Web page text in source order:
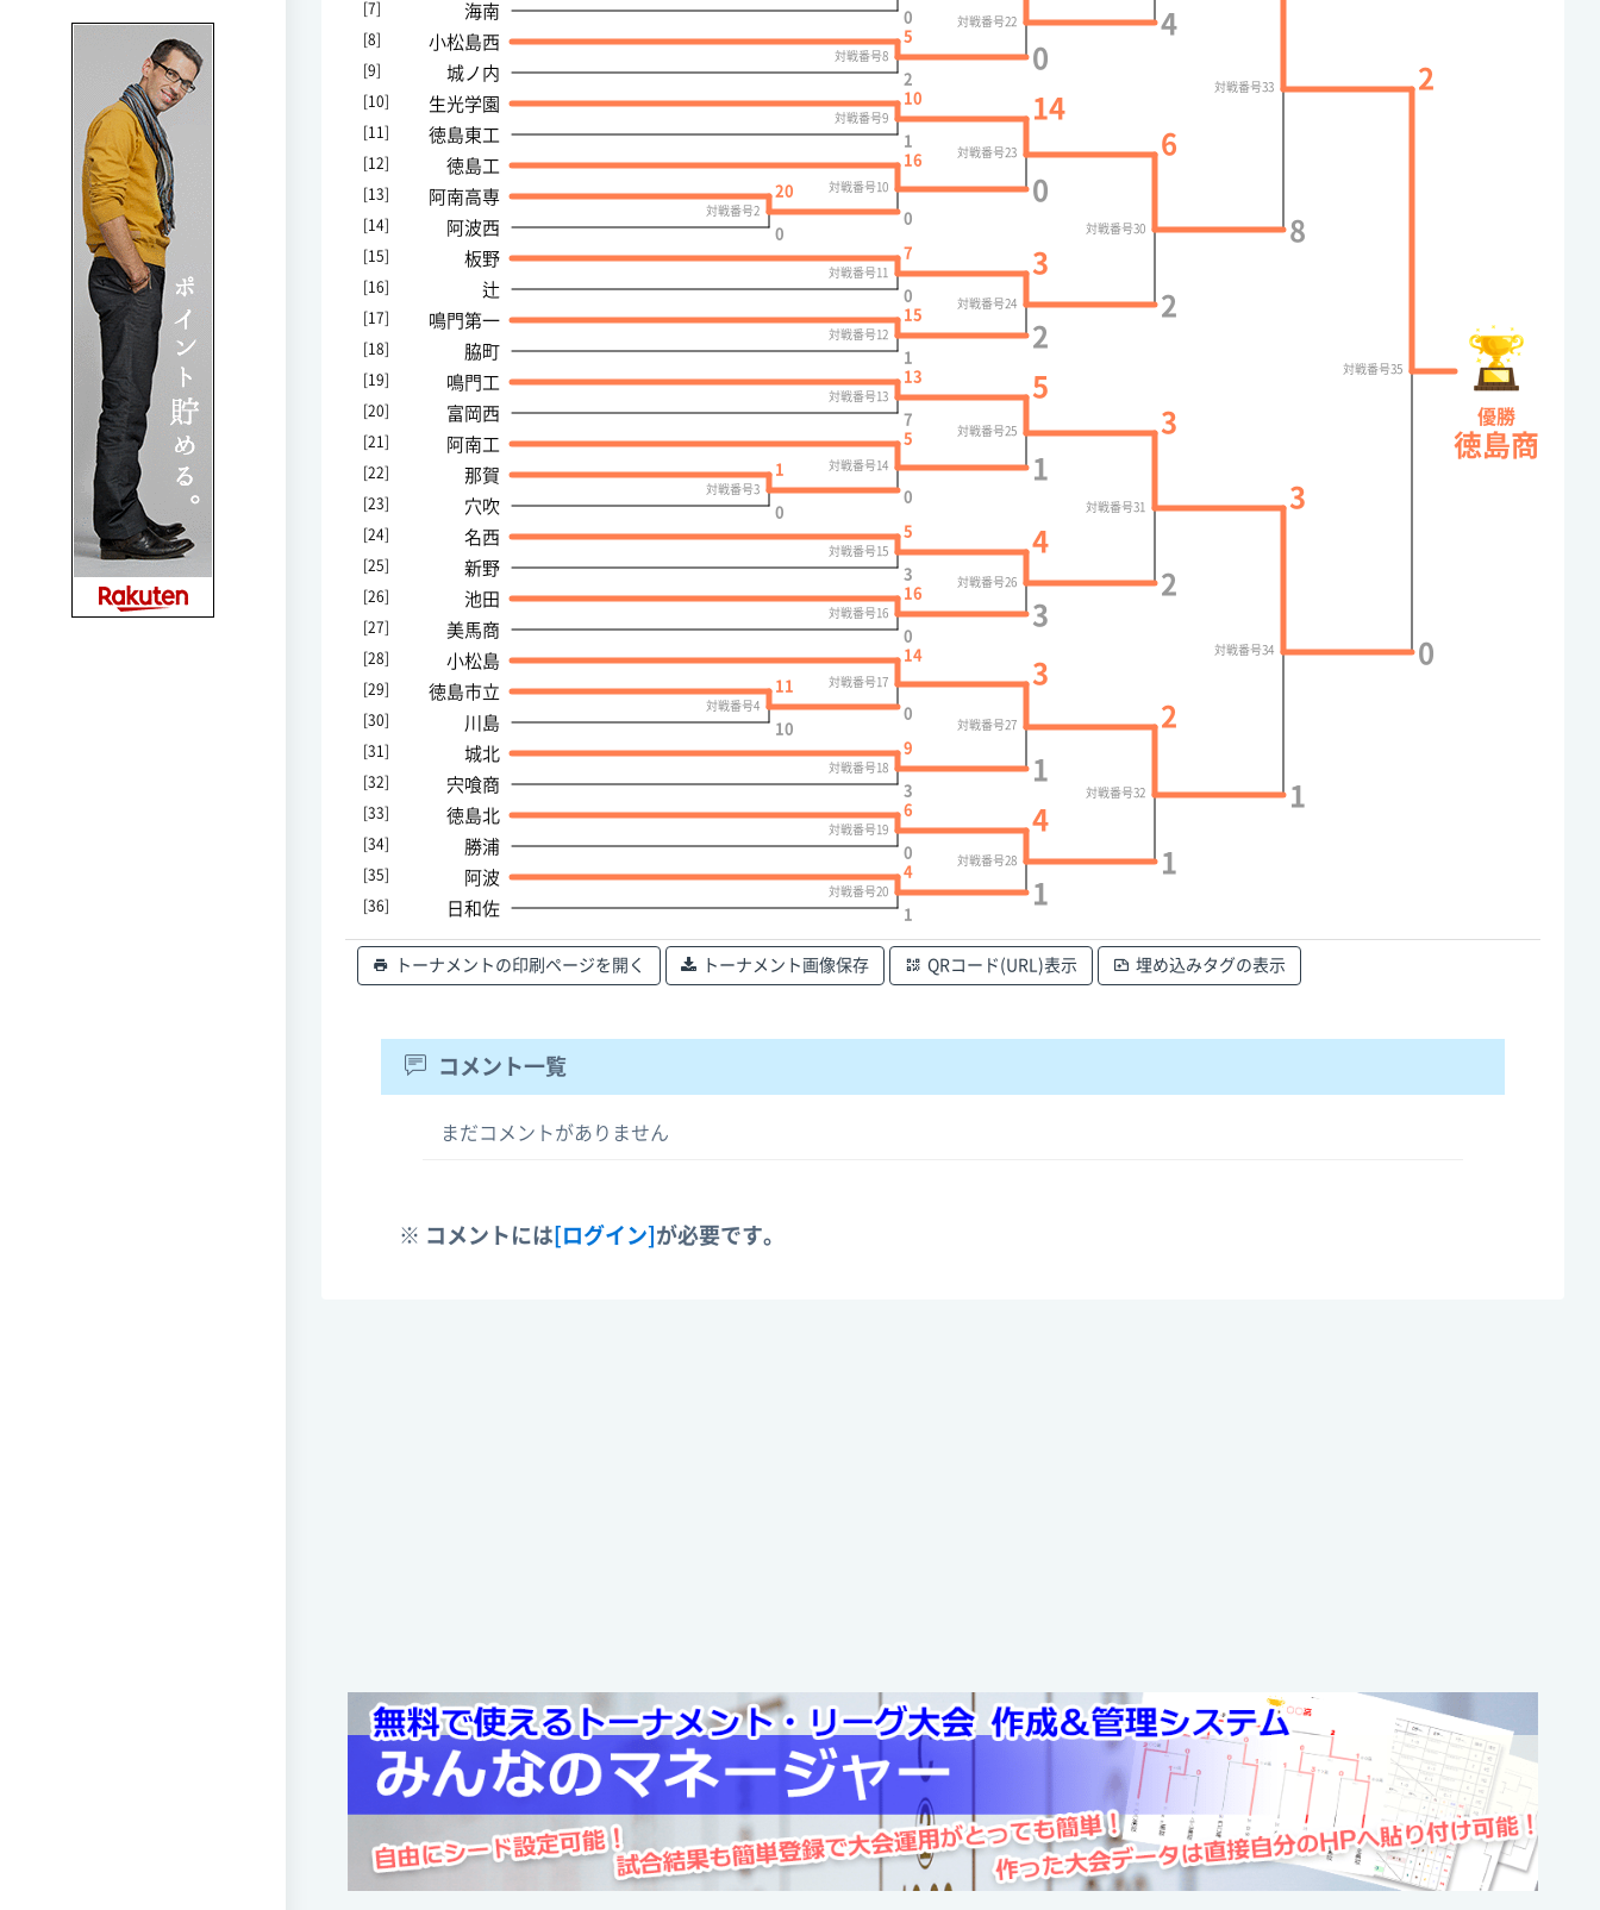
対戦番号2
対戦番号3
対戦番号4
対戦番号8
対戦番号9
対戦番号10
対戦番号11
対戦番号12
対戦番号13
対戦番号14
対戦番号15
対戦番号16
対戦番号17
対戦番号18
対戦番号19
対戦番号20
対戦番号22
対戦番号23
対戦番号24
対戦番号25
対戦番号26
対戦番号27
対戦番号28
対戦番号30
対戦番号31
対戦番号32
対戦番号33
対戦番号34
対戦番号35
20
0
1
0
11
10
0
5
2
10
1
16
0
7
0
15
1
13
7
5
0
5
3
16
0
14
0
9
3
6
0
4
1
0
14
0
3
2
5
1
4
3
3
1
4
1
4
6
2
3
2
2
1
8
3
1
2
0
[7]
[8]
[9]
[10]
[11]
[12]
[13]
[14]
[15]
[16]
[17]
[18]
[19]
[20]
[21]
[22]
[23]
[24]
[25]
[26]
[27]
[28]
[29]
[30]
[31]
[32]
[33]
[34]
[35]
[36]
海南
小松島西
城ノ内
生光学園
徳島東工
徳島工
阿南高専
阿波西
板野
辻
鳴門第一
脇町
鳴門工
富岡西
阿南工
那賀
穴吹
名西
新野
池田
美馬商
小松島
徳島市立
川島
城北
宍喰商
徳島北
勝浦
阿波
日和佐
優勝
徳島商
トーナメントの印刷ページを開く トーナメント画像保存 QRコード(URL)表示 埋め込みタグの表示
コメント一覧
まだコメントがありません
※ コメントには [ログイン] が必要です。